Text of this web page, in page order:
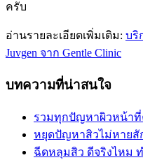
ครับ
อ่านรายละเอียดเพิ่มเติม: บริ
Juvgen จาก Gentle Clinic
บทความที่น่าสนใจ
รวมทุกปัญหาผิวหน้า
หยุดปัญหาสิวไม่หายสั
ฉีดหลุมสิว ดีจริงไหม ท